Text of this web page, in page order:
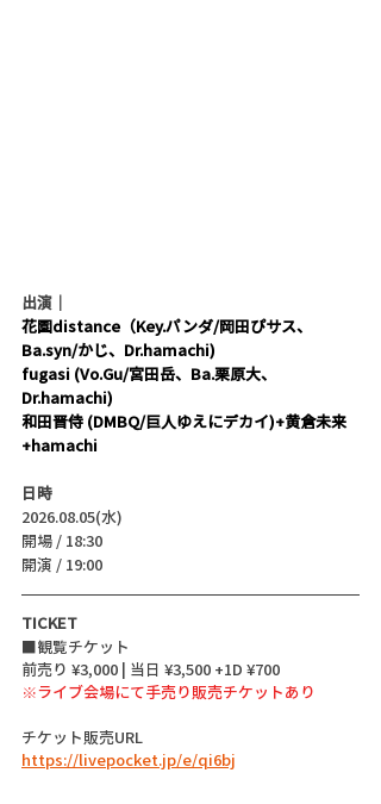
出演｜
花園distance（Key.パンダ/岡田ぴサス、
Ba.syn/かじ、Dr.hamachi)
fugasi (Vo.Gu/宮田岳、Ba.栗原大、
Dr.hamachi)
和田晋侍 (DMBQ/巨人ゆえにデカイ)+黄倉未来
+hamachi
日時
2026.08.05(水)
開場 / 18:30
開演 / 19:00
TICKET
■観覧チケット
前売り ¥3,000 | 当日 ¥3,500 +1D ¥700
※ライブ会場にて手売り販売チケットあり
チケット販売URL
https://livepocket.jp/e/qi6bj